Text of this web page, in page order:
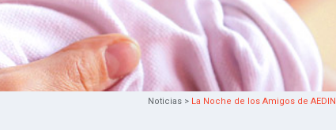
Noticias > La Noche de los Amigos de AEDIN